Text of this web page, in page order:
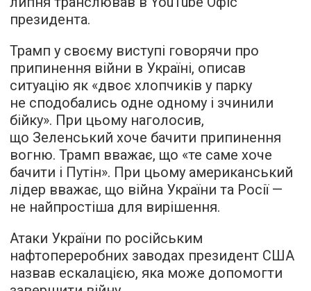
президента.
Трамп у своєму виступі говорячи про
припинення війни в Україні, описав
ситуацію як «двоє хлопчиків у парку
не сподобались одне одному і зчинили
бійку». При цьому наголосив,
що Зеленський хоче бачити припинення
вогню. Трамп вважає, що «те саме хоче
бачити і Путін». При цьому американський
лідер вважає, що війна України та Росії —
не найпростіша для вирішення.
Атаки України по російським
нафтопереробних заводах президент США
назвав ескалацією, яка може допомогти